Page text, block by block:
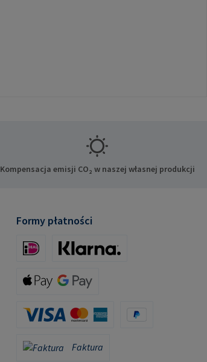
Kompensacja emisji CO₂ w naszej własnej produkcji
Formy płatności
Faktura
Faktura